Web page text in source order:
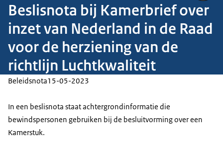
Beslisnota bij Kamerbrief over
inzet van Nederland in de Raad
voor de herziening van de
richtlijn Luchtkwaliteit
Beleidsnota15-05-2023
In een beslisnota staat achtergrondinformatie die
bewindspersonen gebruiken bij de besluitvorming over een
Kamerstuk.